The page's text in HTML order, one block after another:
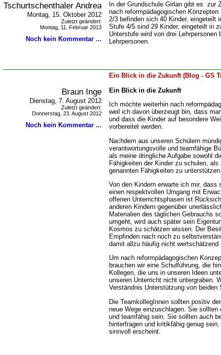
Tschurtschenthaler Andrea
Montag, 15. Oktober 2012
Zuletzt geändert:
Montag, 11. Februar 2013
Noch kein Kommentar ...
In der Grundschule Girlan gibt es zur
nach reformpädagogischen
2/3 befinden sich 40 Kinder, eingeteilt
Stufe 4/5 sind 29 Kinder, eingeteilt in
Unterstufe wird von drei
Lehrpersonen.
Ein Blick in die Zukunft (Blog - GS
Braun Inge
Dienstag, 7. August 2012
Zuletzt geändert:
Donnerstag, 23. August 2012
Noch kein Kommentar ...
Ein Blick in die Zukunft
Ich möchte weiterhin nach
weil ich davon überzeugt bin, dass
und dass die Kinder auf besondere
vorbereitet werden.
Nachdem aus unseren Schülern
verantwortungsvolle und teamfähige
als meine dringliche Aufgabe sowohl
Fähigkeiten der Kinder zu schulen,
genannten Fähigkeiten zu
Von den Kindern erwarte ich mir,
einen respektvollen Umgang mit
offenen Unterrichtsphasen ist
anderen Kindern gegenüber
Materialien des täglichen Gebrauchs
umgeht, wird auch später sein
Kosmos zu schätzen wissen. Der
Empfinden nach noch zu
damit allzu häufig nicht wertschätzend
Um nach reformpädagogischen
brauchen wir eine Schulführung, die
Kollegen, die uns in unseren Ideen
unseren Unterricht nicht untergraben.
Verständnis Unterstützung von beiden
Die TeamkollegInnen sollten positiv
neue Wege einzuschlagen. Sie
und teamfähig sein. Sie sollten auch
hinterfragen und kritikfähig genug
sinnvoll erscheint.